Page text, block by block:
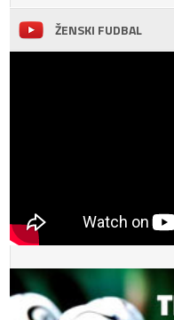
ŽENSKI FUDBAL